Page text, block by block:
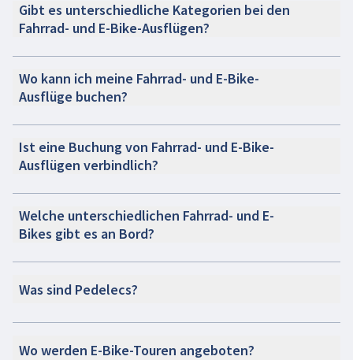
Gibt es unterschiedliche Kategorien bei den
Fahrrad- und E-Bike-Ausflügen?
Wo kann ich meine Fahrrad- und E-Bike-
Ausflüge buchen?
Ist eine Buchung von Fahrrad- und E-Bike-
Ausflügen verbindlich?
Welche unterschiedlichen Fahrrad- und E-
Bikes gibt es an Bord?
Was sind Pedelecs?
Wo werden E-Bike-Touren angeboten?